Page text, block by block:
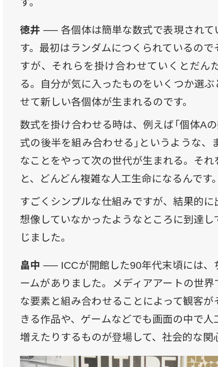
徳井 ──各個体は簡単な数式で表現され
す。最初はランダムにつくられているの
すが、それらを掛け合わせていくとだん
る。自分が気に入ったものをいくつか選
せて新しい各個体が生まれるのです。
数式を掛け合わせる時は、例えば「個体A
式の後半を組み合わせる」というような
なことをやって次の世代が生まれる。そ
と、どんどん複雑な人工生命になるんです
すごくシンプルな仕組みですが、結果的
想像していなかったようなところに到達
じました。
畠中 ── ICCが開館した90年代末頃には
ームがありました。メディアアートの世
な要素と組み合わせることによって観客
きる作品や、ゲームなどでも画面の中で
増えたりするものが登場して、社会的な関